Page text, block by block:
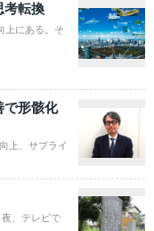
考転換
上にある。そ
で形骸化
上、サプライ
、テレビで